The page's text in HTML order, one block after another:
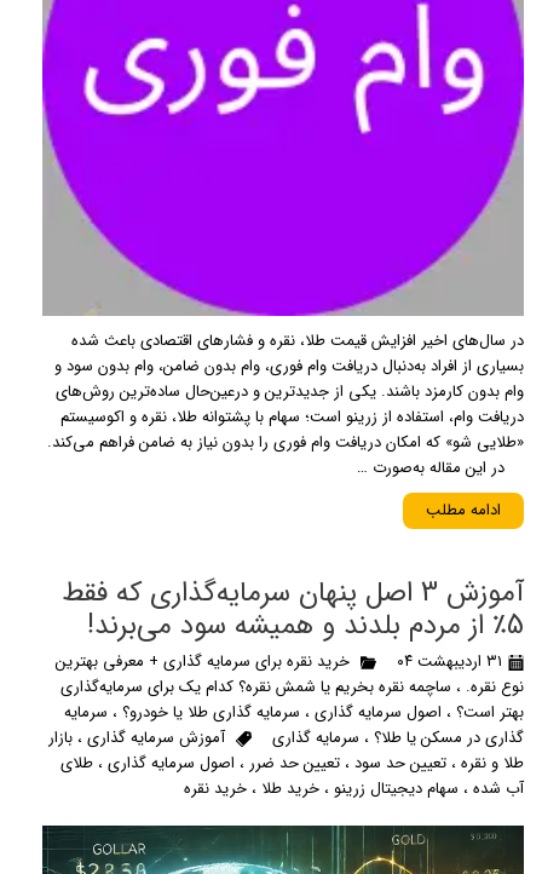
در سال‌های اخیر افزایش قیمت طلا، نقره و فشارهای اقتصادی باعث شده
بسیاری از افراد به‌دنبال دریافت وام فوری، وام بدون ضامن، وام بدون سود و
وام بدون کارمزد باشند. یکی از جدیدترین و درعین‌حال ساده‌ترین روش‌های
دریافت وام، استفاده از زرینو است؛ سهام با پشتوانه طلا، نقره و اکوسیستم
«طلایی شو» که امکان دریافت وام فوری را بدون نیاز به ضامن فراهم می‌کند.
در این مقاله به‌صورت …
ادامه مطلب
آموزش 3 اصل پنهان سرمایه‌گذاری که فقط
5٪ از مردم بلدند و همیشه سود می‌برند!
۳۱ اردیبهشت ۰۴
خرید نقره برای سرمایه گذاری + معرفی بهترین
نوع نقره. ، ساچمه نقره بخریم یا شمش نقره؟ کدام یک برای سرمایه‌گذاری
بهتر است؟، اصول سرمایه گذاری، سرمایه گذاری طلا یا خودرو؟، سرمایه
گذاری در مسکن یا طلا؟، سرمایه گذاری آموزش سرمایه گذاری، بازار
طلا و نقره، تعیین حد سود، تعیین حد ضرر ، اصول سرمایه گذاری، طلای
آب شده، سهام دیجیتال زرینو ، خرید طلا ، خرید نقره